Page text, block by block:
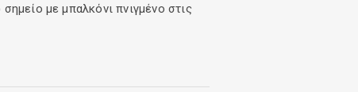
με μπαλκόνι πνιγμένο στις